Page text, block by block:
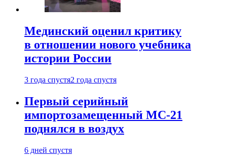
Мединский оценил критику
в отношении нового учебника
истории России
3 года спустя2 года спустя
Первый серийный
импортозамещенный МС-21
поднялся в воздух
6 дней спустя